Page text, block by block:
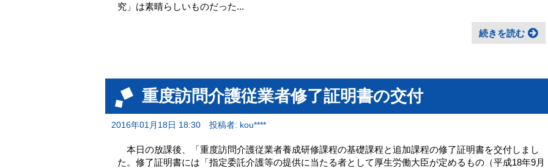
究」は素晴らしいものだった...
続きを読む
重度訪問介護従業者修了証明書の交付
2016年01月18日 18:30 投稿者: kou****
本日の放課後、「重度訪問介護従業者養成研修課程の基礎課程と追加課程の修了証明書を交付しまし
た。修了証明書には「指定委託介護等の提供に当たる者として厚生労働大臣が定めるもの（平成18年9月